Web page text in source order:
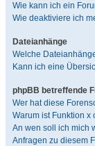
Wie kann ich ein
Wie deaktiviere ich
Dateianhänge
Welche
Kann ich eine
phpBB betreffende
Wer hat diese
Warum ist Funktion x
An wen soll ich mich
Anfragen zu diesem